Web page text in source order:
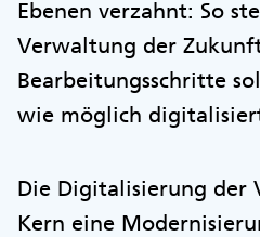
Ebenen verzahnt: So
Verwaltung der
Bearbeitungsschritte
wie möglich
Die Digitalisierung der
Kern eine